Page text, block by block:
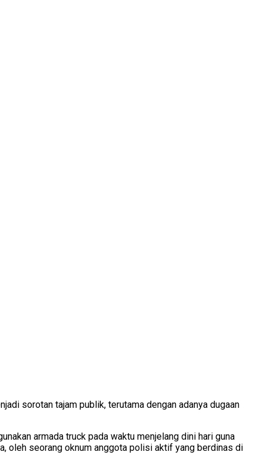
sorotan tajam publik, terutama dengan adanya dugaan
armada truck pada waktu menjelang dini hari guna
oleh seorang oknum anggota polisi aktif yang berdinas di